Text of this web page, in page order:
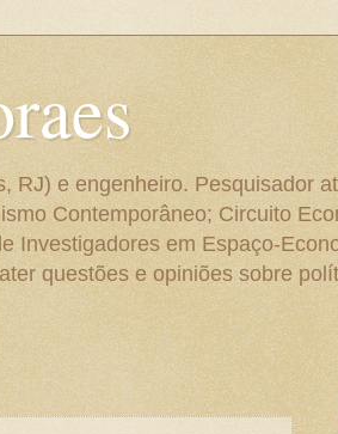
RJ) e engenheiro. Pesquisador
Contemporâneo; Circuito
Investigadores em Espaço-
questões e opiniões sobre